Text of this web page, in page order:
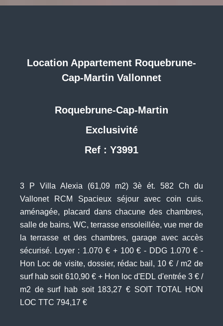
Location Appartement Roquebrune-
Cap-Martin Vallonnet
Roquebrune-Cap-Martin
Exclusivité
Ref : Y3991
3 P Villa Alexia (61,09 m2) 3è ét. 582 Ch du
Vallonet RCM Spacieux séjour avec coin cuis.
aménagée, placard dans chacune des chambres,
salle de bains, WC, terrasse ensoleillée, vue mer de
la terrasse et des chambres, garage avec accès
sécurisé. Loyer : 1.070 € + 100 € - DDG 1.070 € -
Hon Loc de visite, dossier, rédac bail, 10 € / m2 de
surf hab soit 610,90 € + Hon loc d'EDL d'entrée 3 € /
m2 de surf hab soit 183,27 € SOIT TOTAL HON
LOC TTC 794,17 €